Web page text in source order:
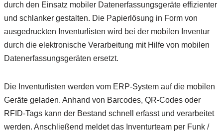
durch den Einsatz mobiler Datenerfassungsgeräte effizienter
und schlanker gestalten. Die Papierlösung in Form von
ausgedruckten Inventurlisten wird bei der mobilen Inventur
durch die elektronische Verarbeitung mit Hilfe von mobilen
Datenerfassungsgeräten ersetzt.
Die Inventurlisten werden vom ERP-System auf die mobilen
Geräte geladen. Anhand von Barcodes, QR-Codes oder
RFID-Tags kann der Bestand schnell erfasst und verarbeitet
werden. Anschließend meldet das Inventurteam per Funk /